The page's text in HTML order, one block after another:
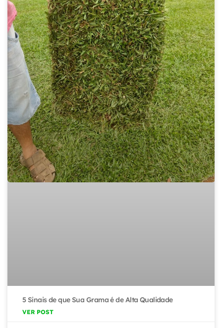
5 Sinais de que Sua Grama é de Alta Qualidade
VER POST